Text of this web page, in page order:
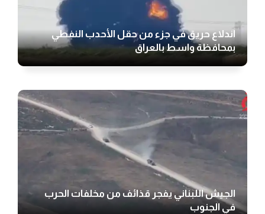
اندلاع حريق في جزء من حقل الأحدب النفطي
بمحافظة واسط بالعراق
الجيش اللبناني يفجر قذائف من مخلفات الحرب
في الجنوب